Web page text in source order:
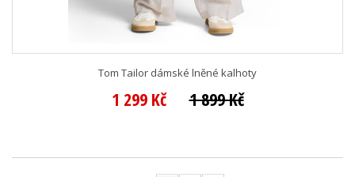
Tom Tailor dámské lněné kalhoty
1 299 Kč 1 899 Kč